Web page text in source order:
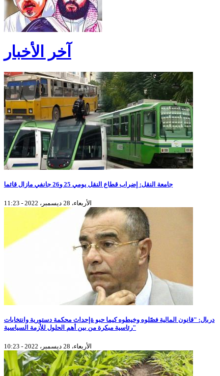
آخر الأخبار
جامعة النقل: إضراب قطاع النقل يومي 25 و26 جانفي مازال قائما
الأربعاء، 28 ديسمبر، 2022 - 11:23
دربال: "قانون المالية فصّلوه وخيطوه كيما حبو ةإحداث محكمة دستورية وانتخابات
رئاسية مبكرة من بين أهم الحلول للأزمة السياسية"
الأربعاء، 28 ديسمبر، 2022 - 10:23